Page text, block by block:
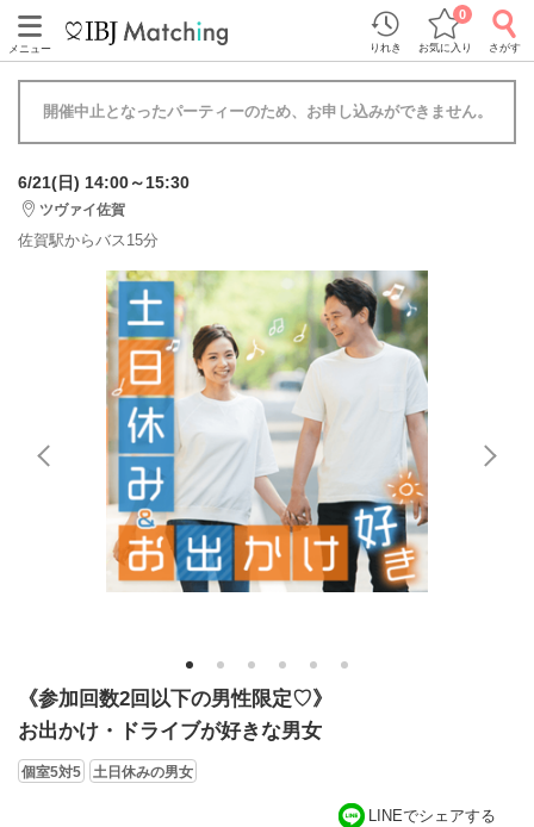
メニュー りれき お気に入り
0
さがす
開催中止となったパーティーのため、お申し込みができません。
6/21(日) 14:00～15:30
ツヴァイ佐賀
佐賀駅からバス15分
1 2 3 4 5 6
《参加回数2回以下の男性限定♡》
お出かけ・ドライブが好きな男女
個室5対5 土日休みの男女
LINEでシェアする